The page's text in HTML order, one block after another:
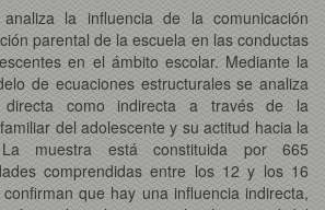
la influencia de la comunicación
parental de la escuela en las conductas
en el ámbito escolar. Mediante la
de ecuaciones estructurales se analiza
directa como indirecta a través de la
del adolescente y su actitud hacia la
muestra está constituida por 665
comprendidas entre los 12 y los 16
que hay una influencia indirecta,